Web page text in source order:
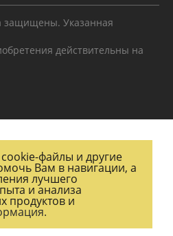
защищены. Указанная
действительны на
cookie-файлы и другие
Вам в навигации, а
лучшего
и анализа
продуктов и